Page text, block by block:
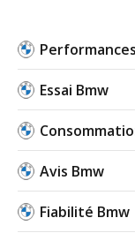
Essai Bmw
Avis Bmw
Fiabilité Bmw